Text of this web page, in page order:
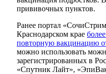
прививочных пунктов.
Ранее портал
Краснодарском крае
повторную вакцинацию
можно использовать
зарегистрированных в
«Спутник Лайт»,